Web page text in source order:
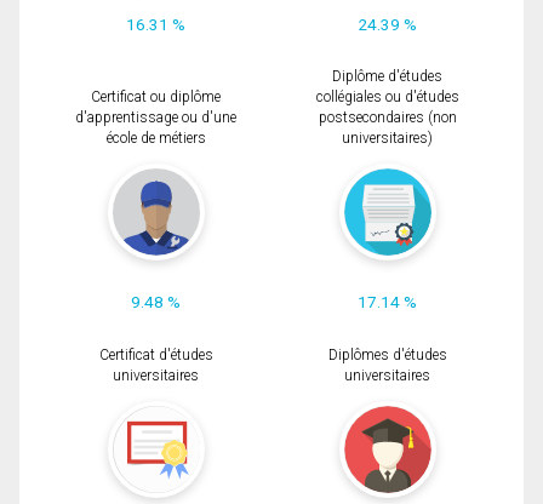
16.31 % 24.39 %
Certificat ou diplôme
d'apprentissage ou d'une
école de métiers
9.48 %
Diplôme d'études
collégiales ou d'études
postsecondaires (non
universitaires)
17.14 %
Certificat d'études
universitaires
Diplômes d'études
universitaires